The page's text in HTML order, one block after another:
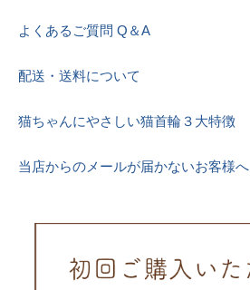
よくあるご質問 Q＆A
配送・送料について
猫ちゃんにやさしい猫首輪３大特徴
当店からのメールが届かないお客様へ